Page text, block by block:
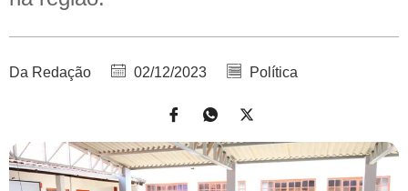
Da Redação 02/12/2023 Política